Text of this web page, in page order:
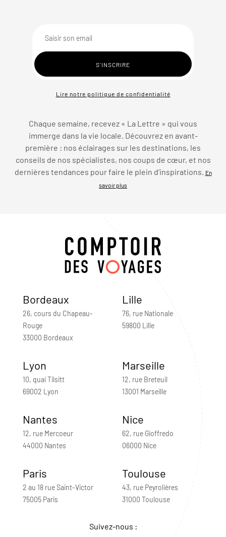
Lire notre politique de confidentialité
Chaque semaine, recevez « La Lettre » qui vous
immerge dans la vie locale. Découvrez en avant-
première : nos éclairages sur les destinations, les
conseils de nos spécialistes, nos coups de cœur, et nos
dernières tendances pour faire le plein d’inspirations.
En
savoir plus
Bordeaux
26, cours du Chapeau-
Rouge
33000 Bordeaux
Lille
76, rue Nationale
59800 Lille
Lyon
10, quai Tilsitt
69002 Lyon
Marseille
12, rue Breteuil
13001 Marseille
Nantes
12, rue Mercoeur
44000 Nantes
Nice
62, rue Gioffredo
06000 Nice
Paris
2 au 18 rue Saint-Victor
75005 Paris
Toulouse
43, rue Peyrolières
31000 Toulouse
Suivez-nous :